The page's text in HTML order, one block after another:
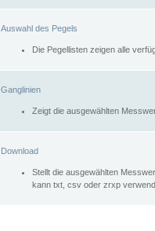
Auswahl des Pegels
Die Pegellisten zeigen alle
Ganglinien
Zeigt die ausgewählten
Download
Stellt die ausgewählten
kann txt, csv oder zrxp